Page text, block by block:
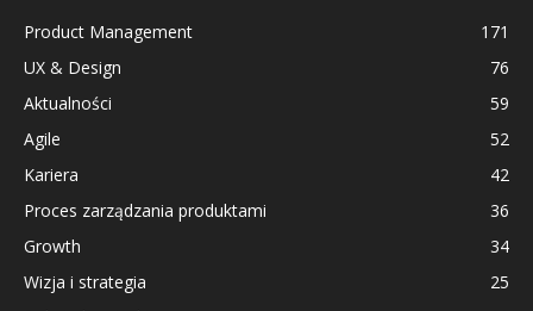
Product Management
171
UX & Design
76
Aktualności
59
Agile
52
Kariera
42
Proces zarządzania produktami
36
Growth
34
Wizja i strategia
25